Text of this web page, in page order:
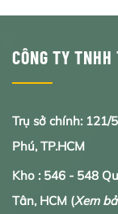
CÔNG TY
Trụ sở chính: 121/
Phú, TP.HCM
Kho : 546 - 548
Tân, HCM (Xem